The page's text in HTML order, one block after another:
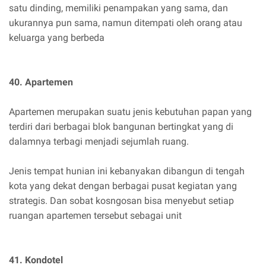
satu dinding, memiliki penampakan yang sama, dan
ukurannya pun sama, namun ditempati oleh orang atau
keluarga yang berbeda
40. Apartemen
Apartemen merupakan suatu jenis kebutuhan papan yang
terdiri dari berbagai blok bangunan bertingkat yang di
dalamnya terbagi menjadi sejumlah ruang.
Jenis tempat hunian ini kebanyakan dibangun di tengah
kota yang dekat dengan berbagai pusat kegiatan yang
strategis. Dan sobat kosngosan bisa menyebut setiap
ruangan apartemen tersebut sebagai unit
41. Kondotel